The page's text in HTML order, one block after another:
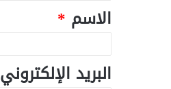
الاسم *
البريد الإلكتروني